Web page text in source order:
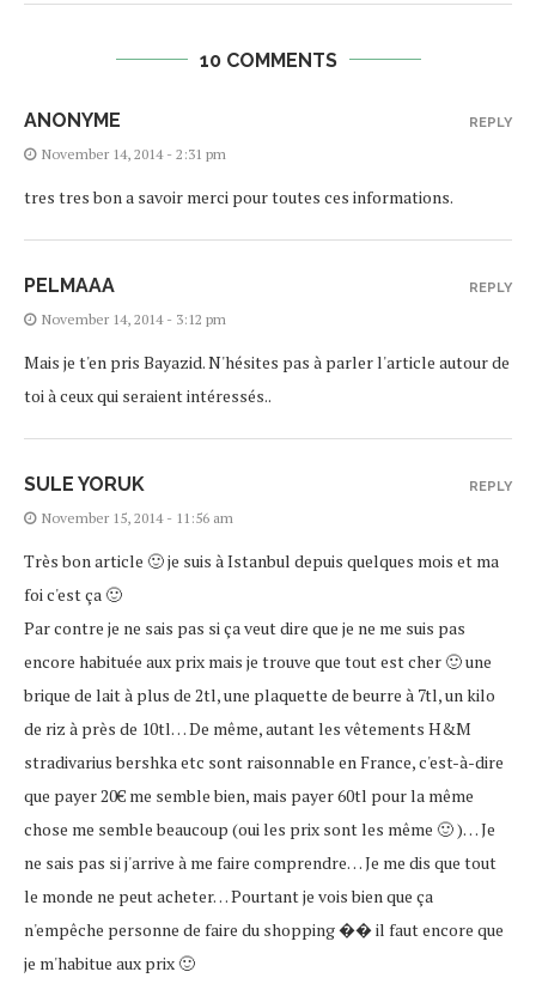
10 COMMENTS
ANONYME
November 14, 2014 - 2:31 pm
tres tres bon a savoir merci pour toutes ces informations.
REPLY
PELMAAA
November 14, 2014 - 3:12 pm
Mais je t'en pris Bayazid. N'hésites pas à parler l'article autour de
toi à ceux qui seraient intéressés..
REPLY
SULE YORUK
November 15, 2014 - 11:56 am
Très bon article 🙂 je suis à Istanbul depuis quelques mois et ma
foi c'est ça 🙂
Par contre je ne sais pas si ça veut dire que je ne me suis pas
encore habituée aux prix mais je trouve que tout est cher 🙂 une
brique de lait à plus de 2tl, une plaquette de beurre à 7tl, un kilo
de riz à près de 10tl… De même, autant les vêtements H&M
stradivarius bershka etc sont raisonnable en France, c'est-à-dire
que payer 20€ me semble bien, mais payer 60tl pour la même
chose me semble beaucoup (oui les prix sont les même 🙂 )… Je
ne sais pas si j'arrive à me faire comprendre… Je me dis que tout
le monde ne peut acheter… Pourtant je vois bien que ça
n'empêche personne de faire du shopping �� il faut encore que
je m'habitue aux prix 🙂
REPLY